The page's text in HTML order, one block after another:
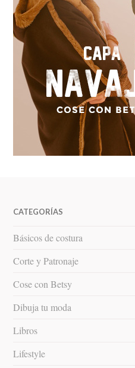
CATEGORÍAS
Básicos de costura
Corte y Patronaje
Cose con Betsy
Dibuja tu moda
Libros
Lifestyle